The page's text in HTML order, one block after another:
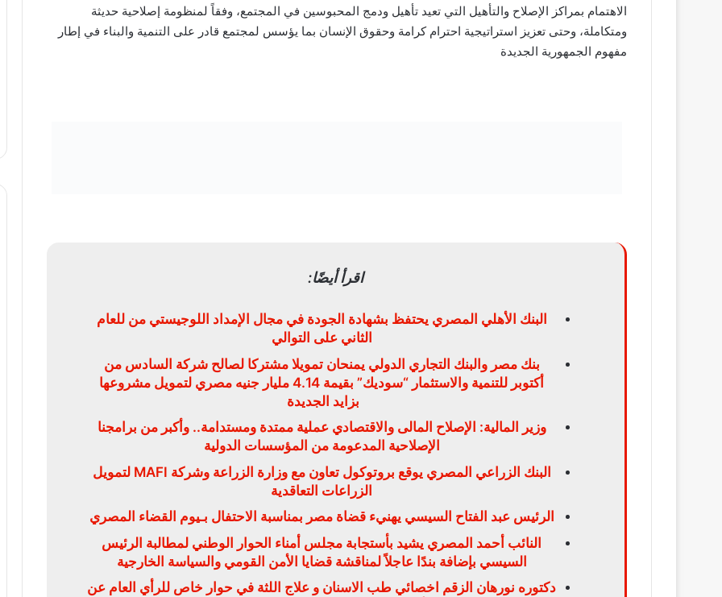
الاهتمام بمراكز الإصلاح والتأهيل التي تعيد تأهيل ودمج المحبوسين في المجتمع، وفقاً لمنظومة إصلاحية حديثة
ومتكاملة، وحتى تعزيز استراتيجية احترام كرامة وحقوق الإنسان بما يؤسس لمجتمع قادر على التنمية والبناء في إطار
مفهوم الجمهورية الجديدة
اقرأ أيضًا:
البنك الأهلي المصري يحتفظ بشهادة الجودة في مجال الإمداد اللوجيستي من للعام
الثاني على التوالي
بنك مصر والبنك التجاري الدولي يمنحان تمويلا مشتركا لصالح شركة السادس من
أكتوبر للتنمية والاستثمار “سوديك” بقيمة 4.14 مليار جنيه مصري لتمويل مشروعها
بزايد الجديدة
وزير المالية: الإصلاح المالى والاقتصادي عملية ممتدة ومستدامة.. وأكبر من برامجنا
الإصلاحية المدعومة من المؤسسات الدولية
البنك الزراعي المصري يوقع بروتوكول تعاون مع وزارة الزراعة وشركة MAFI لتمويل
الزراعات التعاقدية
الرئيس عبد الفتاح السيسي يهنيء قضاة مصر بمناسبة الاحتفال بـيوم القضاء المصري
النائب أحمد المصري يشيد بأستجابة مجلس أمناء الحوار الوطني لمطالبة الرئيس
السيسي بإضافة بندًا عاجلاً لمناقشة قضايا الأمن القومي والسياسة الخارجية
دكتوره نورهان الزقم اخصائي طب الاسنان و علاج اللثة في حوار خاص للرأي العام عن